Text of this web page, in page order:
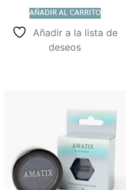
AÑADIR AL CARRITO
Añadir a la lista de
deseos